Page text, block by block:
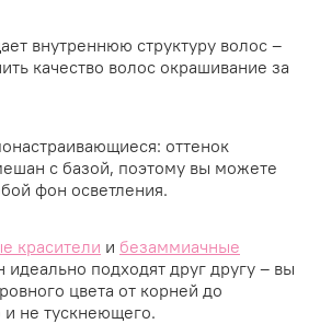
внутреннюю структуру волос –
качество волос окрашивание за
оттенок
с базой, поэтому вы можете
фон осветления.
красители и безаммиачные
идеально подходят друг другу – вы
цвета от корней до
и не тускнеющего.